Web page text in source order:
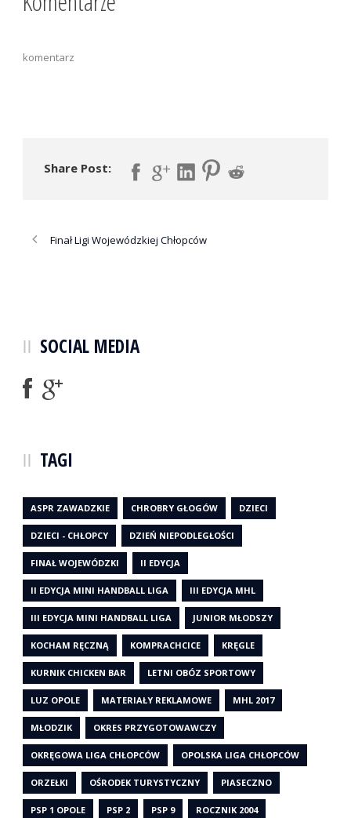
komentarz
Share Post:
Finał Ligi Wojewódzkiej Chłopców
SOCIAL MEDIA
TAGI
ASPR ZAWADZKIE CHROBRY GŁOGÓW DZIECI
DZIECI - CHŁOPCY DZIEŃ NIEPODLEGŁOŚCI
FINAŁ WOJEWÓDZKI II EDYCJA
II EDYCJA MINI HANDBALL LIGA III EDYCJA MHL
III EDYCJA MINI HANDBALL LIGA JUNIOR MŁODSZY
KOCHAM RĘCZNĄ KOMPRACHCICE KRĘGLE
KURNIK CHICKEN BAR LETNI OBÓZ SPORTOWY
LUZ OPOLE MATERIAŁY REKLAMOWE MHL 2017
MŁODZIK OKRES PRZYGOTOWAWCZY
OKRĘGOWA LIGA CHŁOPCÓW OPOLSKA LIGA CHŁOPCÓW
ORZEŁKI OŚRODEK TURYSTYCZNY PIASECZNO
PSP 1 OPOLE PSP 2 PSP 9 ROCZNIK 2004